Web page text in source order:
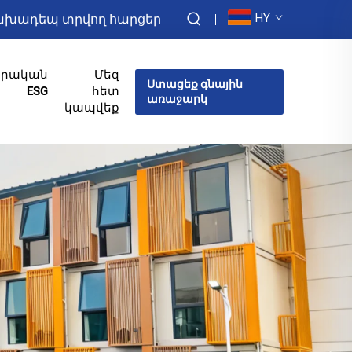
տրվող հարցեր HY
ESG
Մեզ
հետ
կապվեք
Ստացեք գնային
առաջարկ